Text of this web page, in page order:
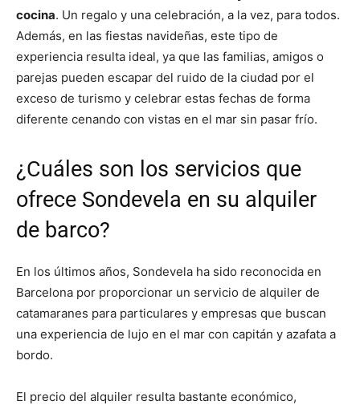
cocina. Un regalo y una celebración, a la vez, para todos.
Además, en las fiestas navideñas, este tipo de
experiencia resulta ideal, ya que las familias, amigos o
parejas pueden escapar del ruido de la ciudad por el
exceso de turismo y celebrar estas fechas de forma
diferente cenando con vistas en el mar sin pasar frío.
¿Cuáles son los servicios que
ofrece Sondevela en su alquiler
de barco?
En los últimos años, Sondevela ha sido reconocida en
Barcelona por proporcionar un servicio de alquiler de
catamaranes para particulares y empresas que buscan
una experiencia de lujo en el mar con capitán y azafata a
bordo.
El precio del alquiler resulta bastante económico,